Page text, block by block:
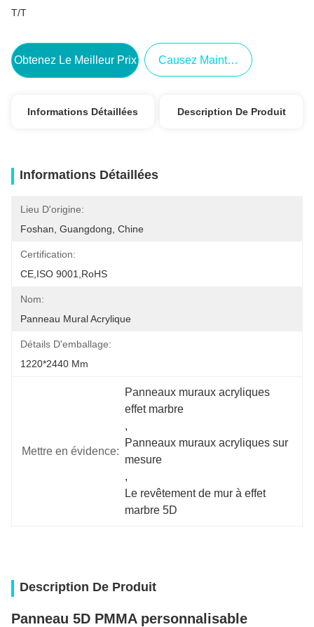
T/T
Obtenez Le Meilleur Prix Causez Maintenant
Informations Détaillées Description De Produit
Informations Détaillées
Lieu D'origine:
Foshan, Guangdong, Chine
Certification:
CE,ISO 9001,RoHS
Nom:
Panneau Mural Acrylique
Détails D'emballage:
1220*2440 Mm
Mettre en évidence:
Panneaux muraux acryliques
effet marbre
,
Panneaux muraux acryliques sur
mesure
,
Le revêtement de mur à effet
marbre 5D
Description De Produit
Panneau 5D PMMA personnalisable